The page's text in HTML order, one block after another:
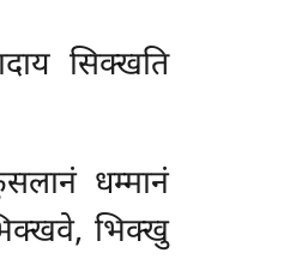
सिक्खति
धम्मानं
भिक्खु